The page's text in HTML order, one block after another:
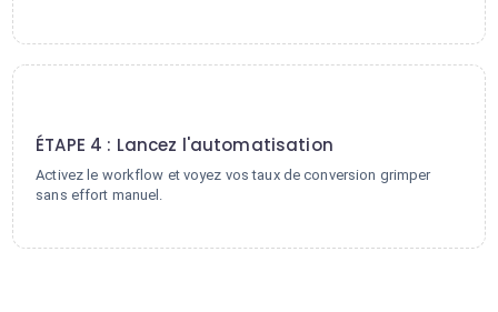
ÉTAPE 4 : Lancez l'automatisation
Activez le workflow et voyez vos taux de conversion grimper
sans effort manuel.